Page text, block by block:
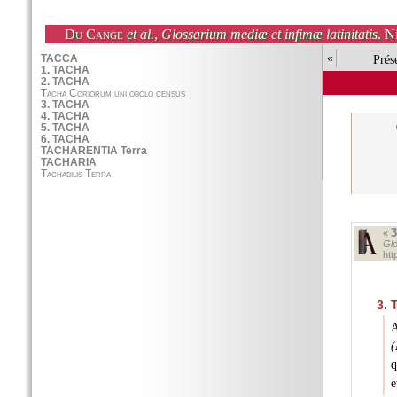
Du Cange et al., Glossarium mediæ et infimæ latinitatis.
«
«
3.